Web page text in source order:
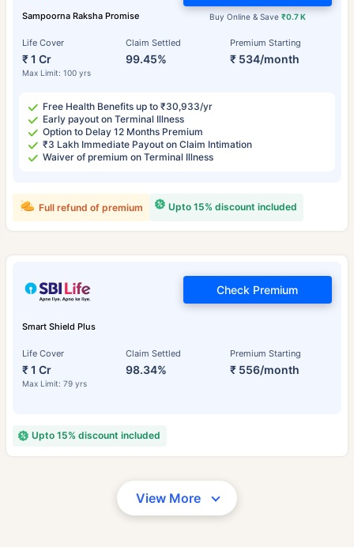
Sampoorna Raksha Promise
Life Cover
₹ 1 Cr
Max Limit: 100 yrs
Claim Settled
99.45%
Premium Starting
₹ 534/month
Buy Online & Save ₹0.7 K
Free Health Benefits up to ₹30,933/yr
Early payout on Terminal Illness
Option to Delay 12 Months Premium
₹3 Lakh Immediate Payout on Claim Intimation
Waiver of premium on Terminal Illness
Upto 15% discount included
Full refund of premium
Smart Shield Plus
Life Cover
₹ 1 Cr
Max Limit: 79 yrs
Claim Settled
98.34%
Premium Starting
₹ 556/month
Check Premium
Upto 15% discount included
View More